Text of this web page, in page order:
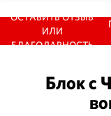
ОСТАВИТЬ ОТЗЫВ
ИЛИ
БЛАГОДАРНОСТЬ
Блок с